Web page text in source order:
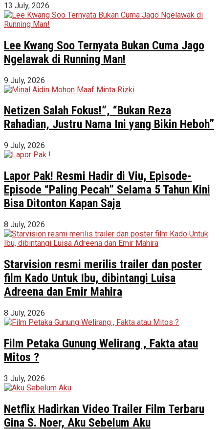
13 July, 2026
Lee Kwang Soo Ternyata Bukan Cuma Jago
Ngelawak di Running Man!
9 July, 2026
Netizen Salah Fokus!”, “Bukan Reza
Rahadian, Justru Nama Ini yang Bikin Heboh”
9 July, 2026
Lapor Pak! Resmi Hadir di Viu, Episode-
Episode “Paling Pecah” Selama 5 Tahun Kini
Bisa Ditonton Kapan Saja
8 July, 2026
Starvision resmi merilis trailer dan poster
film Kado Untuk Ibu, dibintangi Luisa
Adreena dan Emir Mahira
8 July, 2026
Film Petaka Gunung Welirang , Fakta atau
Mitos ?
3 July, 2026
Netflix Hadirkan Video Trailer Film Terbaru
Gina S. Noer, Aku Sebelum Aku